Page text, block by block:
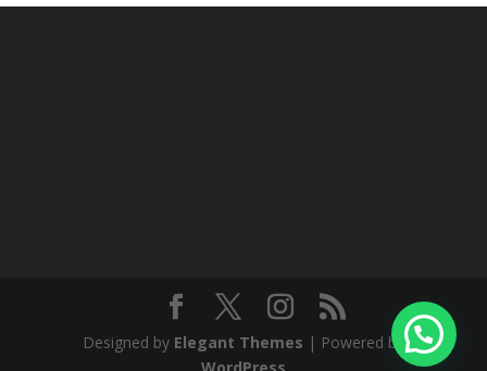
Designed by Elegant Themes | Powered by